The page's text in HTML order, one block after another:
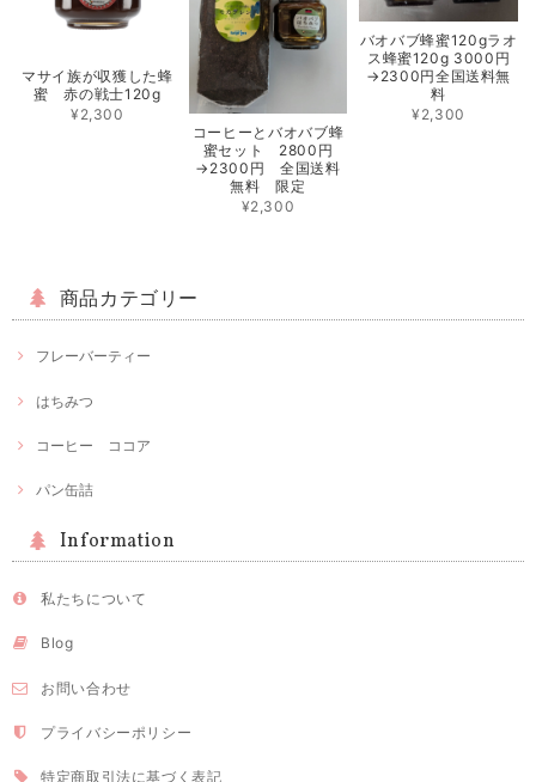
マサイ族が収獲した蜂
蜜 赤の戦士120g
¥2,300
コーヒーとバオバブ蜂
蜜セット 2800円
→2300円 全国送料
無料 限定
¥2,300
バオバブ蜂蜜120gラオ
ス蜂蜜120g 3000円
→2300円全国送料無
料
¥2,300
商品カテゴリー
フレーバーティー
はちみつ
コーヒー ココア
パン缶詰
Information
私たちについて
Blog
お問い合わせ
プライバシーポリシー
特定商取引法に基づく表記